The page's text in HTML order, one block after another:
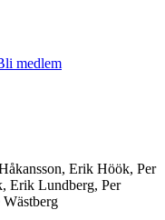
medlem
Erik Höök, Per
Erik Lundberg, Per